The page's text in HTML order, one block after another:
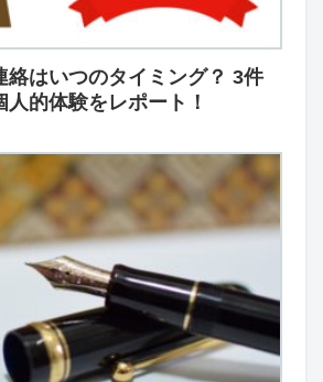
絡はいつのタイミング？ 3件
的体験をレポート！